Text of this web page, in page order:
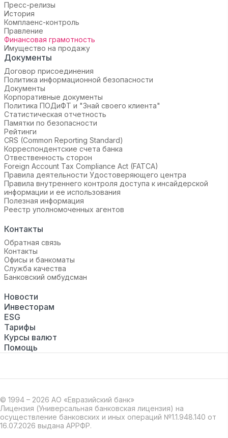
Пресс-релизы
История
Комплаенс-контроль
Правление
Финансовая грамотность
Имущество на продажу
Документы
Договор присоединения
Политика информационной безопасности
Документы
Корпоративные документы
Политика ПОДиФТ и "Знай своего клиента"
Статистическая отчетность
Памятки по безопасности
Рейтинги
CRS (Common Reporting Standard)
Корреспондентские счета банка
Отвественность сторон
Foreign Account Tax Compliance Act (FATCA)
Правила деятельности Удостоверяющего центра
Правила внутреннего контроля доступа к инсайдерской
информации и ее использования
Полезная информация
Реестр уполномоченных агентов
Контакты
Обратная связь
Контакты
Офисы и банкоматы
Служба качества
Банковский омбудсман
Новости
Инвесторам
ESG
Тарифы
Курсы валют
Помощь
© 1994 – 2026 АО «Евразийский банк»
Лицензия (Универсальная банковская лицензия) на
осуществление банковских и иных операций №1.1.948.140 от
16.07.2026 выдана АРРФР.